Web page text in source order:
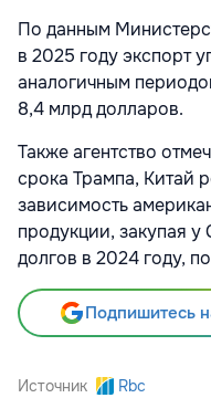
По данным
в 2025 году экспорт
аналогичным
8,4 млрд долларов.
Также агентство
срока Трампа, Китай
зависимость
продукции, закупая
долгов в 2024 году,
Подпишитесь
Источник Rbc